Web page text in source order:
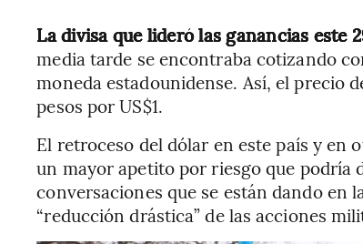
La divisa que lideró las ganancias este
media tarde se encontraba cotizando
moneda estadounidense. Así, el precio
pesos por US$1.
El retroceso del dólar en este país y en
un mayor apetito por riesgo que podría
conversaciones que se están dando en
“reducción drástica” de las acciones